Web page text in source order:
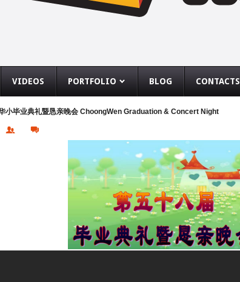
VIDEOS PORTFOLIO BLOG CONTACTS
小毕业典礼暨恳亲晚会 ChoongWen Graduation & Concert Night